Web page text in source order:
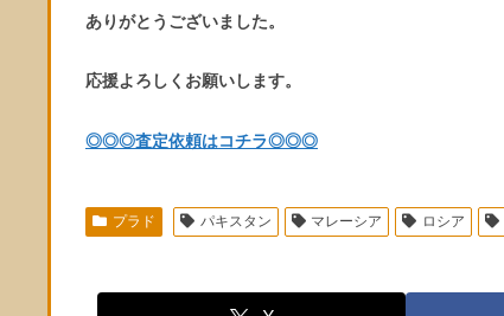
ありがとうございました。
応援よろしくお願いします。
◎◎◎査定依頼はコチラ◎◎◎
プラド パキスタン マレーシア ロシア